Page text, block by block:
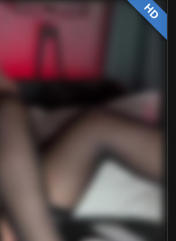
HD